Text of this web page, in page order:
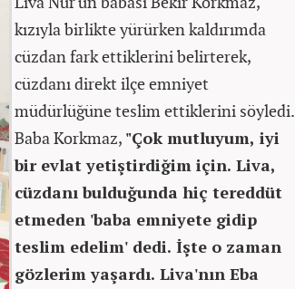
kızıyla birlikte yürürken kaldırımda
cüzdan fark ettiklerini belirterek,
cüzdanı direkt ilçe emniyet
müdürlüğüne teslim ettiklerini söyledi.
Baba Korkmaz, "Çok mutluyum, iyi
bir evlat yetiştirdiğim için. Liva,
cüzdanı bulduğunda hiç tereddüt
etmeden 'baba emniyete gidip
teslim edelim' dedi. İşte o zaman
gözlerim yaşardı. Liva'nın Eba